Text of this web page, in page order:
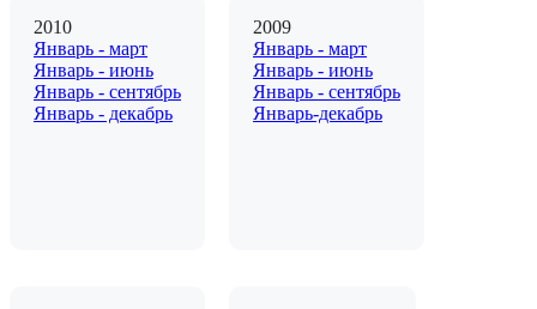
2010
Январь - март
Январь - июнь
Январь - сентябрь
Январь - декабрь
2009
Январь - март
Январь - июнь
Январь - сентябрь
Январь-декабрь